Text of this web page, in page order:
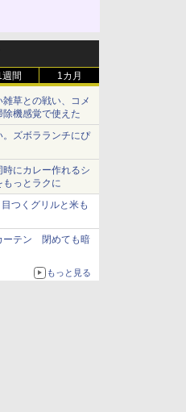
週間 1カ月
雑草との戦い、コメ
機感覚で使えた
ズボラランチにぴ
時にカレー作れるシ
もっとラクに
つくグリルと米も
ーテン 閉めても暗
もっと見る